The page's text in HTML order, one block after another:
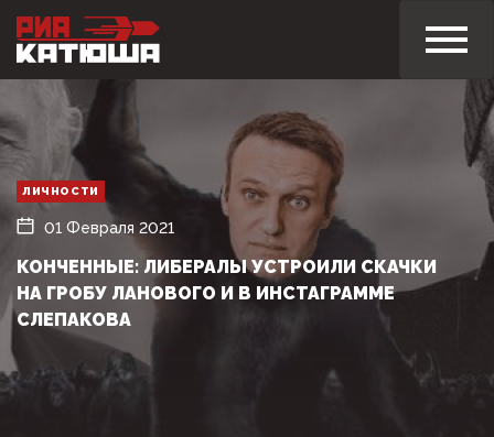
ЛИЧНОСТИ
01 Февраля 2021
КОНЧЕННЫЕ: ЛИБЕРАЛЫ УСТРОИЛИ СКАЧКИ
НА ГРОБУ ЛАНОВОГО И В ИНСТАГРАММЕ
СЛЕПАКОВА